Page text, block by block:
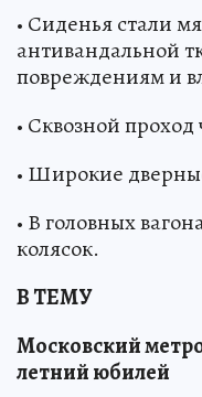
• Сиденья стали
антивандальной
повреждениям и
• Сквозной проход
• Широкие
• В головных
колясок.
В ТЕМУ
Московский
летний юбилей